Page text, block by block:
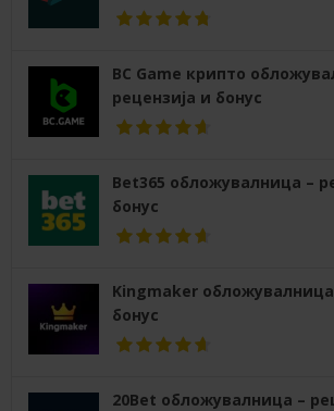
BC Game крипто
рецензија и бонус
Bet365 обложувалница –
бонус
Kingmaker обложувалница
бонус
20Bet обложувалница –